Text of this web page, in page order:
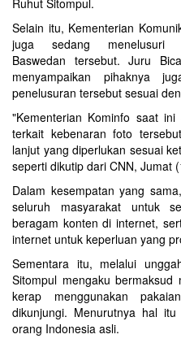
Selain itu, Kementerian
juga sedang
Baswedan tersebut. Juru
menyampaikan pihaknya
penelusuran tersebut sesuai
"Kementerian Kominfo saat
terkait kebenaran foto
lanjut yang diperlukan sesuai
seperti dikutip dari CNN, Jumat
Dalam kesempatan yang
seluruh masyarakat untuk
beragam konten di internet,
internet untuk keperluan yang
Sementara itu, melalui
Sitompul mengaku bermaksud
kerap menggunakan
dikunjungi. Menurutnya hal
orang Indonesia asli.